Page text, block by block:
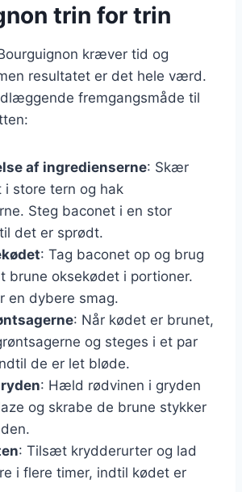
trin for trin
kræver tid og
resultatet er det hele værd.
fremgangsmåde til
af ingredienserne: Skær
i store tern og hak
Steg baconet i en stor
det er sprødt.
: Tag baconet op og brug
brune oksekødet i portioner.
en dybere smag.
: Når kødet er brunet,
og steges i et par
de er let bløde.
: Hæld rødvinen i gryden
og skrabe de brune stykker
: Tilsæt krydderurter og lad
i flere timer, indtil kødet er